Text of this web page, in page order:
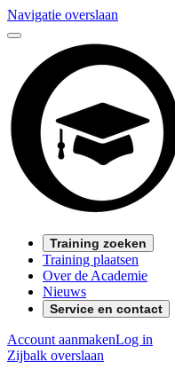
Navigatie overslaan
Training zoeken
Training plaatsen
Over de Academie
Nieuws
Service en contact
Account aanmakenLog in
Zijbalk overslaan